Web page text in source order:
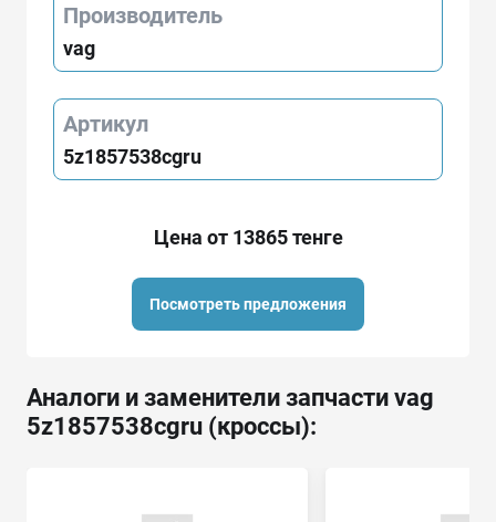
Производитель
vag
Артикул
5z1857538cgru
Цена от 13865 тенге
Посмотреть предложения
Аналоги и заменители запчасти vag
5z1857538cgru (кроссы):